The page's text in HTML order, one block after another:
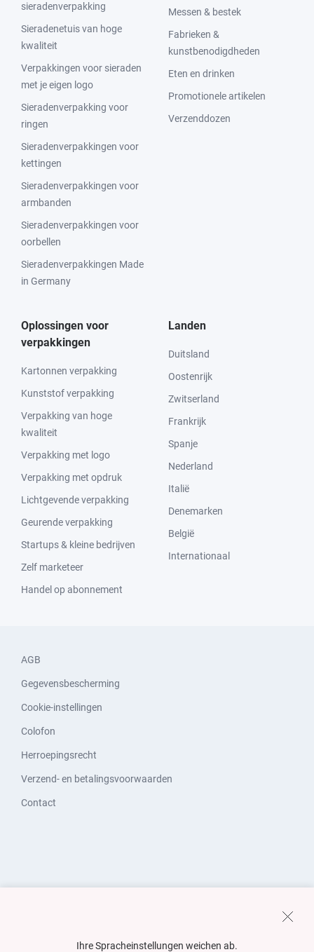
sieradenverpakking
Sieradenetuis van hoge
kwaliteit
Verpakkingen voor sieraden
met je eigen logo
Sieradenverpakking voor
ringen
Sieradenverpakkingen voor
kettingen
Sieradenverpakkingen voor
armbanden
Sieradenverpakkingen voor
oorbellen
Sieradenverpakkingen Made
in Germany
Messen & bestek
Fabrieken &
kunstbenodigdheden
Eten en drinken
Promotionele artikelen
Verzenddozen
Oplossingen voor
verpakkingen
Kartonnen verpakking
Kunststof verpakking
Verpakking van hoge
kwaliteit
Verpakking met logo
Verpakking met opdruk
Lichtgevende verpakking
Geurende verpakking
Startups & kleine bedrijven
Zelf marketeer
Handel op abonnement
Landen
Duitsland
Oostenrijk
Zwitserland
Frankrijk
Spanje
Nederland
Italië
Denemarken
België
Internationaal
AGB
Gegevensbescherming
Cookie-instellingen
Colofon
Herroepingsrecht
Verzend- en betalingsvoorwaarden
Contact
Ihre Spracheinstellungen weichen ab.